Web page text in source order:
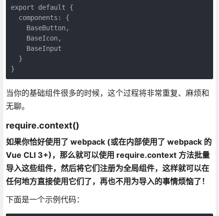
export default {
  components: {
    BaseButton,
    BaseIcon,
    BaseInput
  }
当你的基础组件很多的时候，这个过程将非常重复、麻烦和
无聊。
require.context()
如果你恰好使用了 webpack (或在内部使用了 webpack 的
Vue CLI 3+)，那么就可以使用 require.context 方法批量
导入这些组件，然后将它们注册为全局组件，这样就可以在
任何地方直接使用它们了，再也不用为导入的事情烦恼了！
下面是一个示例代码：